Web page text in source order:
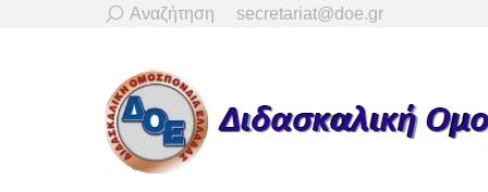
Search:
Αναζήτηση secretariat@doe.gr